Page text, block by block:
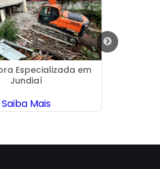
Especializada em
Jundiaí
Saiba Mais